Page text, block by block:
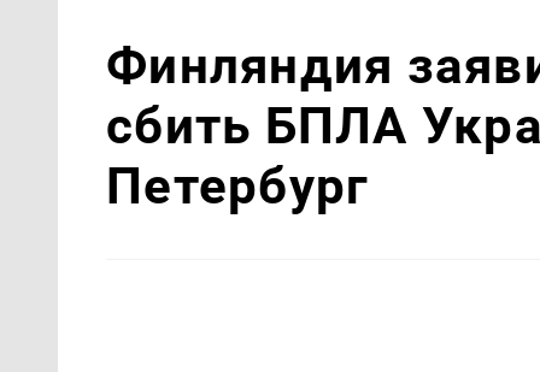
Финляндия
сбить БПЛА
Петербург